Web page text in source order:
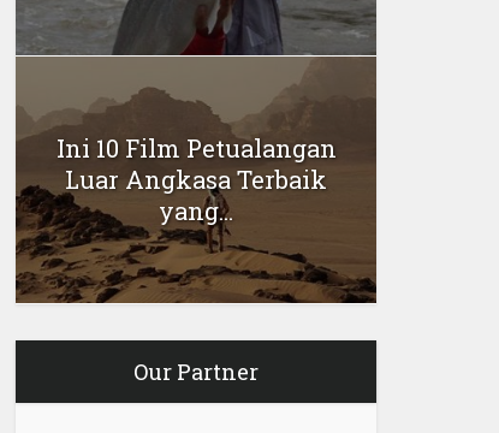
Ini 10 Film Petualangan
Luar Angkasa Terbaik
yang...
Our Partner